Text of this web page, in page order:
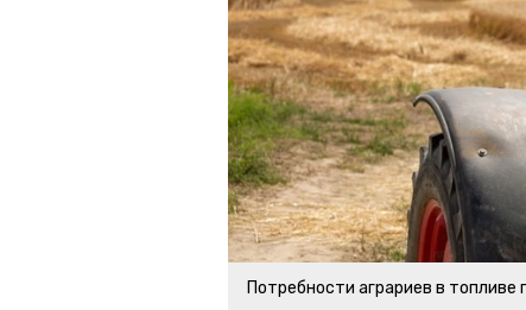
Потребности аграриев в топливе